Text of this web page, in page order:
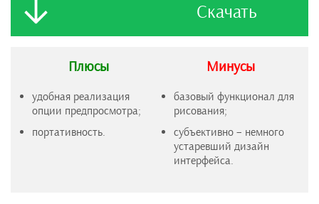
Скачать
Плюсы
удобная реализация
опции предпросмотра;
портативность.
Минусы
базовый функционал для
рисования;
субъективно – немного
устаревший дизайн
интерфейса.